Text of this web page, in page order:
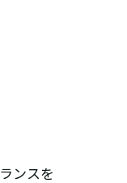
ンスを